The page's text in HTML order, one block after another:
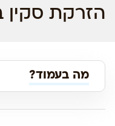
הזרקת סקין
מה בעמוד?